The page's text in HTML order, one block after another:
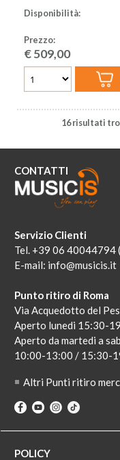
Disponibilità:
Prezzo:
€509,00
16 risultati
CONTATTI
Servizio Clienti
Tel. +39 06 40044794
E-mail: info@musicis.it
Punto ritiro di Roma
Via Acquedotto del
Aperto lunedi 15:30-
Aperto da martedi a
10:00-13:00 / 15:30-
Altri Punti ritiro
POLICY